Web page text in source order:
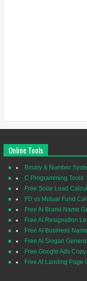
Online Tools
Binary & Number
C Programming Tools
Free Solar Load
FD vs Mutual Fund
Free AI Brand Name
Free AI Resignation
Free AI Business
Free AI Slogan
Free Google Ads
Free AI Landing Page